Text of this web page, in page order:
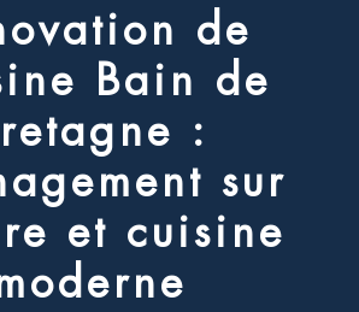
ovation d e
ine Bain d e
retagne :
agement sur
re et cuisine
od erne